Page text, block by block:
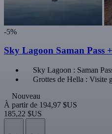
-5%
Sky Lagoon Saman Pass
Sky Lagoon : Saman
Grottes de Hella : Visite
Nouveau
À partir de 194,97 $US
185,22 $US